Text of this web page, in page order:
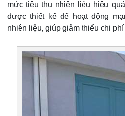
mức tiêu thụ nhiên liệu hiệu
được thiết kế để hoạt động
nhiên liệu, giúp giảm thiểu chi phí